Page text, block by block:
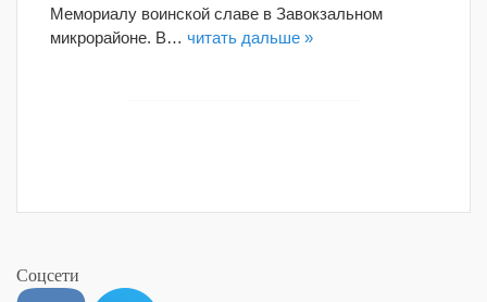
Мемориалу воинской славе в Завокзальном
микрорайоне. В… читать дальше »
Соцсети